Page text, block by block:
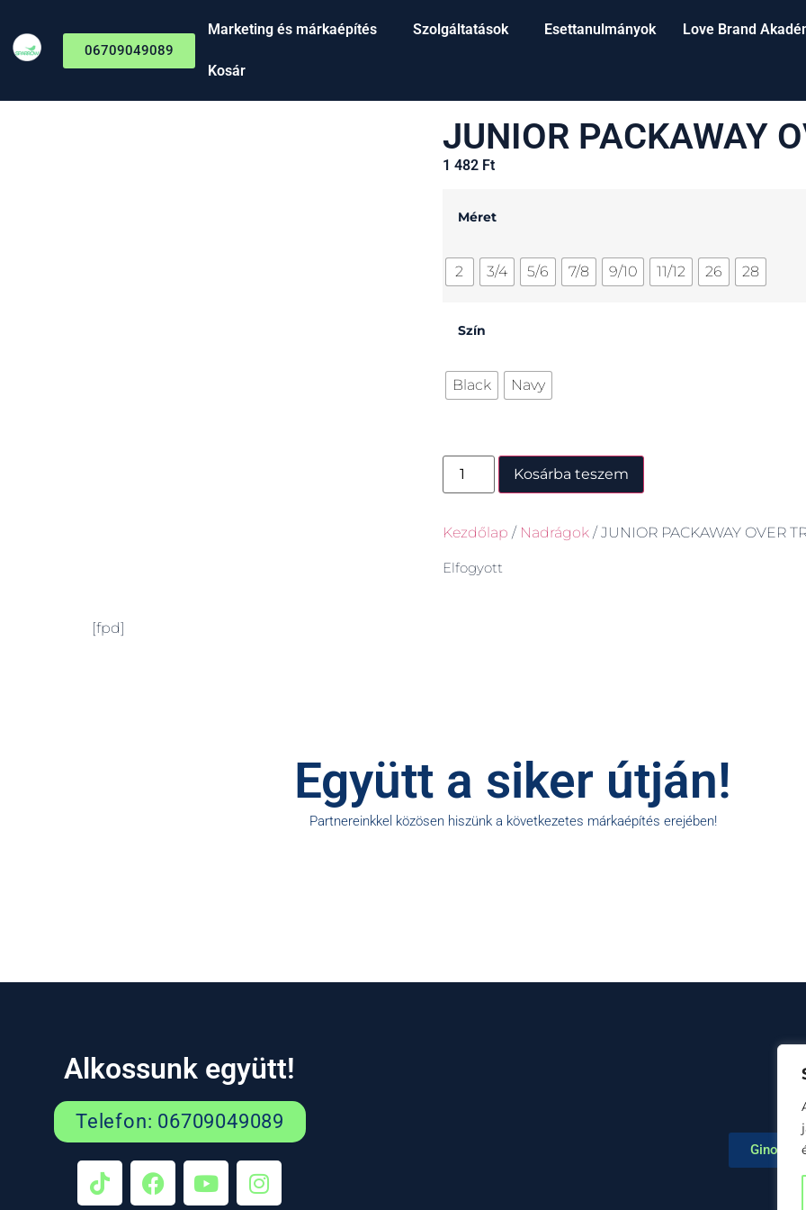
06709049089
Marketing és márkaépítés Szolgáltatások Esettanulmányok Love Brand
Kosár
JUNIOR PACKAWAY
1 482 Ft
Méret
2 3/4 5/6 7/8 9/10 11/12 26 28
Szín
Black Navy
Kosárba teszem
Kezdőlap / Nadrágok/ JUNIOR PACKAWAY OVER
Elfogyott
[fpd]
Együtt a siker útján!
Partnereinkkel közösen hiszünk a következetes márkaépítés erejében!
Alkossunk együtt!
Telefon: 06709049089
Ginop